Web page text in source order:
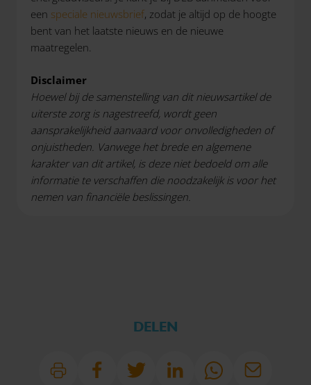
een speciale nieuwsbrief, zodat je altijd op de hoogte
bent van het laatste nieuws en de nieuwe
maatregelen.
Disclaimer
Hoewel bij de samenstelling van dit nieuwsartikel de
uiterste zorg is nagestreefd, wordt geen
aansprakelijkheid aanvaard voor onvolledigheden of
onjuistheden. Vanwege het brede en algemene
karakter van dit artikel, is deze niet bedoeld om alle
informatie te verschaffen die noodzakelijk is voor het
nemen van financiële beslissingen.
DELEN